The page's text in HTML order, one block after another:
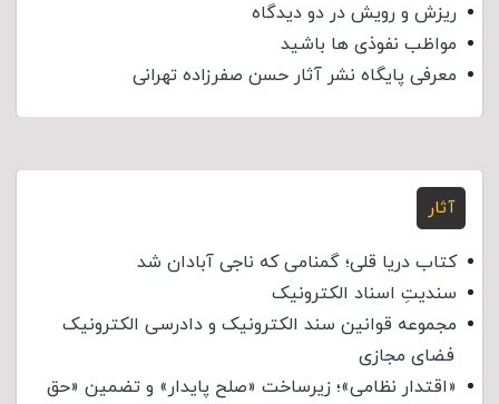
ریزش و رویش در دو دیدگاه
مواظب نفوذی‌ ها باشید
معرفی پایگاه نشر آثار حسن صفرزاده تهرانی
آثار
کتاب دریا قلی؛ گمنامی که ناجی آبادان شد
سندیتِ اسناد الکترونیک
مجموعه قوانین سند الکترونیک و دادرسی الکترونیک
فضای مجازی
«اقتدار نظامی»؛ زیرساخت «صلح پایدار» و تضمین «حق